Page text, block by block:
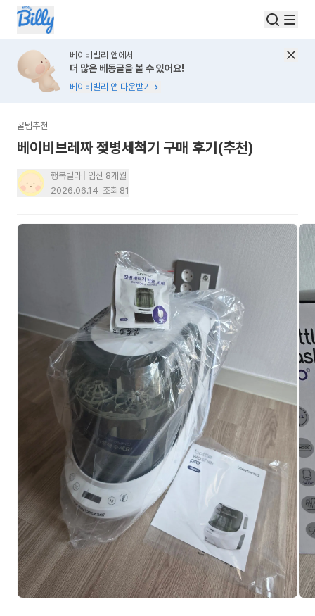
베이비빌리 앱에서
더 많은 베동글을 볼 수 있어요!
베이비빌리 앱 다운받기
꿀템추천
베이비브레짜 젖병세척기 구매 후기(추천)
행복릴라
임신 8개월
2026.06.14 조회 81